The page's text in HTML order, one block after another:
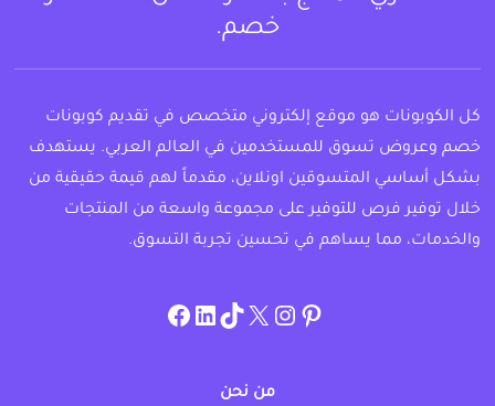
خصم.
كل الكوبونات هو موقع إلكتروني متخصص في تقديم كوبونات
خصم وعروض تسوق للمستخدمين في العالم العربي. يستهدف
بشكل أساسي المتسوقين اونلاين، مقدماً لهم قيمة حقيقية من
خلال توفير فرص للتوفير على مجموعة واسعة من المنتجات
والخدمات، مما يساهم في تحسين تجربة التسوق.
pinterest
allcouponat
twitter
TikTok
linkedin
facebook
من نحن